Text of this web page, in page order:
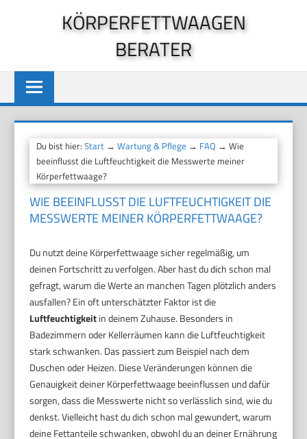
KÖRPERFETTWAAGEN
BERATER
Du bist hier:Start →Wartung & Pflege → FAQ → Wie
beeinflusst die Luftfeuchtigkeit die Messwerte meiner
Körperfettwaage?
WIE BEEINFLUSST DIE LUFTFEUCHTIGKEIT DIE
MESSWERTE MEINER KÖRPERFETTWAAGE?
Du nutzt deine Körperfettwaage sicher regelmäßig, um
deinen Fortschritt zu verfolgen. Aber hast du dich schon mal
gefragt, warum die Werte an manchen Tagen plötzlich anders
ausfallen? Ein oft unterschätzter Faktor ist die
Luftfeuchtigkeitin deinem Zuhause. Besonders in
Badezimmern oder Kellerräumen kann die Luftfeuchtigkeit
stark schwanken. Das passiert zum Beispiel nach dem
Duschen oder Heizen. Diese Veränderungen können die
Genauigkeit deiner Körperfettwaage beeinflussen und dafür
sorgen, dass die Messwerte nicht so verlässlich sind, wie du
denkst. Vielleicht hast du dich schon mal gewundert, warum
deine Fettanteile schwanken, obwohl du an deiner Ernährung